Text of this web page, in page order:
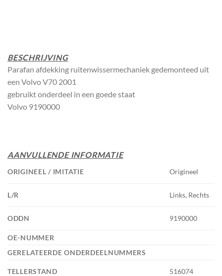
BESCHRIJVING
Parafan afdekking ruitenwissermechaniek gedemonteed uit
een Volvo V70 2001
gebruikt onderdeel in een goede staat
Volvo 9190000
AANVULLENDE INFORMATIE
ORIGINEEL / IMITATIE Origineel
L/R Links, Rechts
ODDN 9190000
OE-NUMMER
GERELATEERDE ONDERDEELNUMMERS
TELLERSTAND 516074